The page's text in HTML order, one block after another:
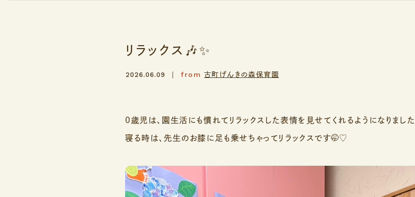
リラックス🎶✨
2026.06.09 from 古町げんきの森保育園
0歳児は、園生活にも慣れてリラックスした表情を見せてくれるようになりまし
寝る時は、先生のお膝に足も乗せちゃってリラックスです🤭♡